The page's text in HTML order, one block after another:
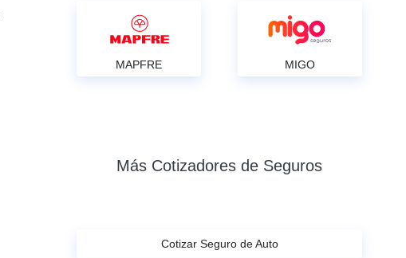
MAPFRE MIGO
Más Cotizadores de Seguros
Cotizar Seguro de Auto